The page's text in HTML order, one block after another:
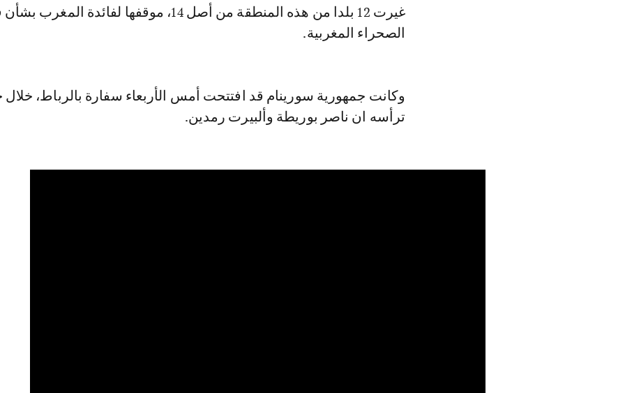
غيرت 12 بلدا من هذه المنطقة من أصل 14، موقفها لفائدة
الصحراء المغربية.
وكانت جمهورية سورينام قد افتتحت أمس الأربعاء سفارة بالرباط،
ترأسه ان ناصر بوريطة وألبيرت رمدين.